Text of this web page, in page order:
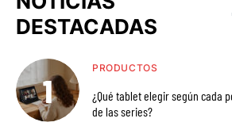
DESTACADAS
PRODUCTOS
¿Qué tablet elegir según cada
de las series?